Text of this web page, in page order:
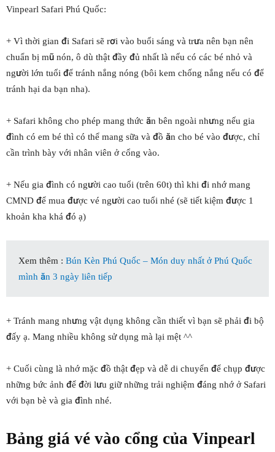
Vinpearl Safari Phú Quốc:
+ Vì thời gian đi Safari sẽ rơi vào buổi sáng và trưa nên bạn nên
chuẩn bị mũ nón, ô dù thật đầy đủ nhất là nếu có các bé nhỏ và
người lớn tuổi để tránh nắng nóng (bôi kem chống nắng nếu có để
tránh hại da bạn nha).
+ Safari không cho phép mang thức ăn bên ngoài nhưng nếu gia
đình có em bé thì có thể mang sữa và đồ ăn cho bé vào được, chỉ
cần trình bày với nhân viên ở cổng vào.
+ Nếu gia đình có người cao tuổi (trên 60t) thì khi đi nhớ mang
CMND để mua được vé người cao tuổi nhé (sẽ tiết kiệm được 1
khoản kha khá đó ạ)
Xem thêm : Bún Kèn Phú Quốc – Món duy nhất ở Phú Quốc
mình ăn 3 ngày liên tiếp
+ Tránh mang nhưng vật dụng không cần thiết vì bạn sẽ phải đi bộ
đấy ạ. Mang nhiều không sử dụng mà lại mệt ^^
+ Cuối cùng là nhớ mặc đồ thật đẹp và dễ di chuyển để chụp được
những bức ảnh để đời lưu giữ những trải nghiệm đáng nhớ ở Safari
với bạn bè và gia đình nhé.
Bảng giá vé vào cổng của Vinpearl